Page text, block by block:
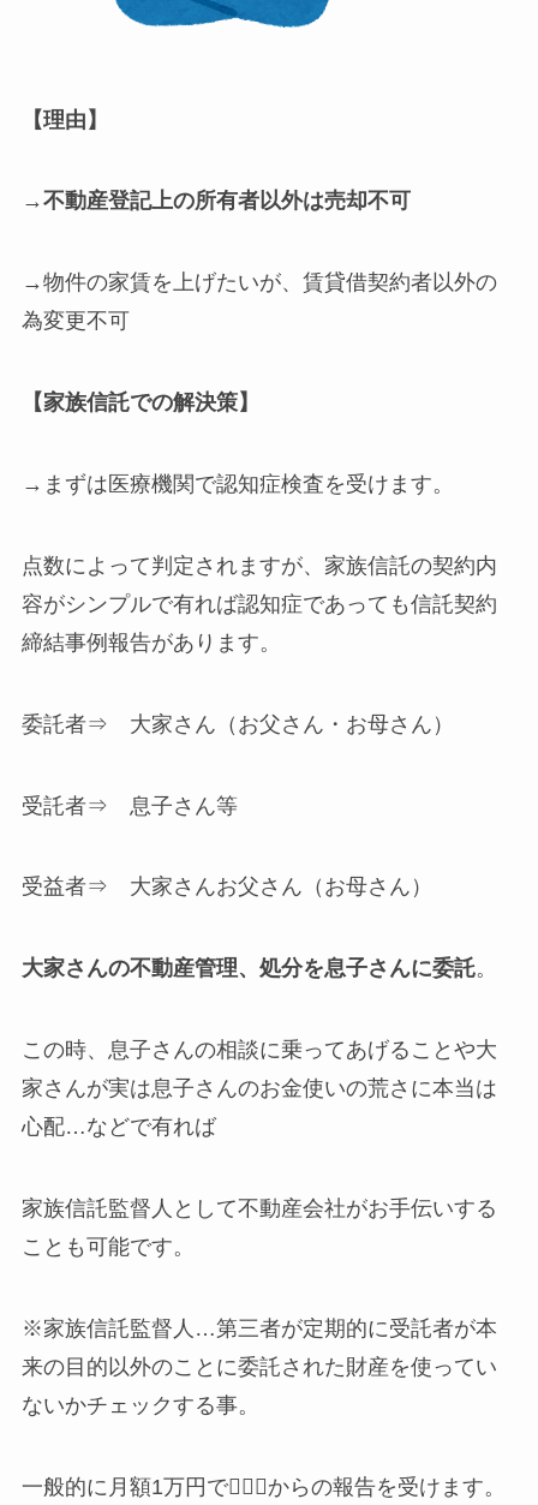
【理由】
→不動産登記上の所有者以外は売却不可
→物件の家賃を上げたいが、賃貸借契約者以外の
為変更不可
【家族信託での解決策】
→まずは医療機関で認知症検査を受けます。
点数によって判定されますが、家族信託の契約内
容がシンプルで有れば認知症であっても信託契約
締結事例報告があります。
委託者⇒ 大家さん（お父さん・お母さん）
受託者⇒ 息子さん等
受益者⇒ 大家さんお父さん（お母さん）
大家さんの不動産管理、処分を息子さんに委託。
この時、息子さんの相談に乗ってあげることや大
家さんが実は息子さんのお金使いの荒さに本当は
心配…などで有れば
家族信託監督人として不動産会社がお手伝いする
ことも可能です。
※家族信託監督人…第三者が定期的に受託者が本
来の目的以外のことに委託された財産を使ってい
ないかチェックする事。
一般的に月額1万円で👱🏼‍♂️からの報告を受けます。